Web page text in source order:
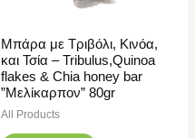
Μπάρα με Τριβόλι, Κινόα,
και Τσία – Tribulus,Quinoa
flakes & Chia honey bar
”Μελίκαρπον” 80gr
All Products